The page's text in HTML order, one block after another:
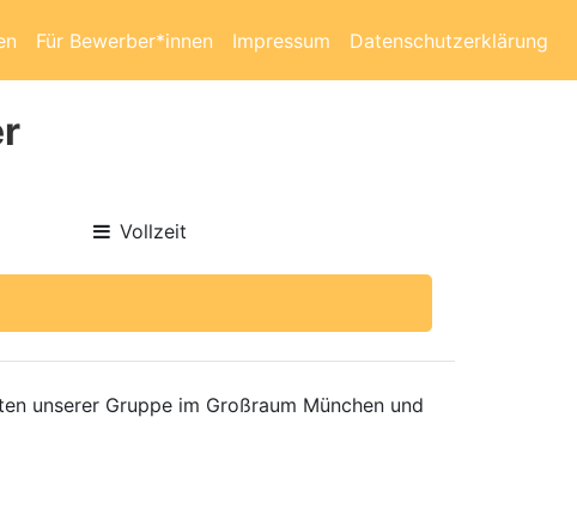
Für Bewerber*innen Impressum Datenschutzerklärung
Vollzeit
unserer Gruppe im Großraum München und